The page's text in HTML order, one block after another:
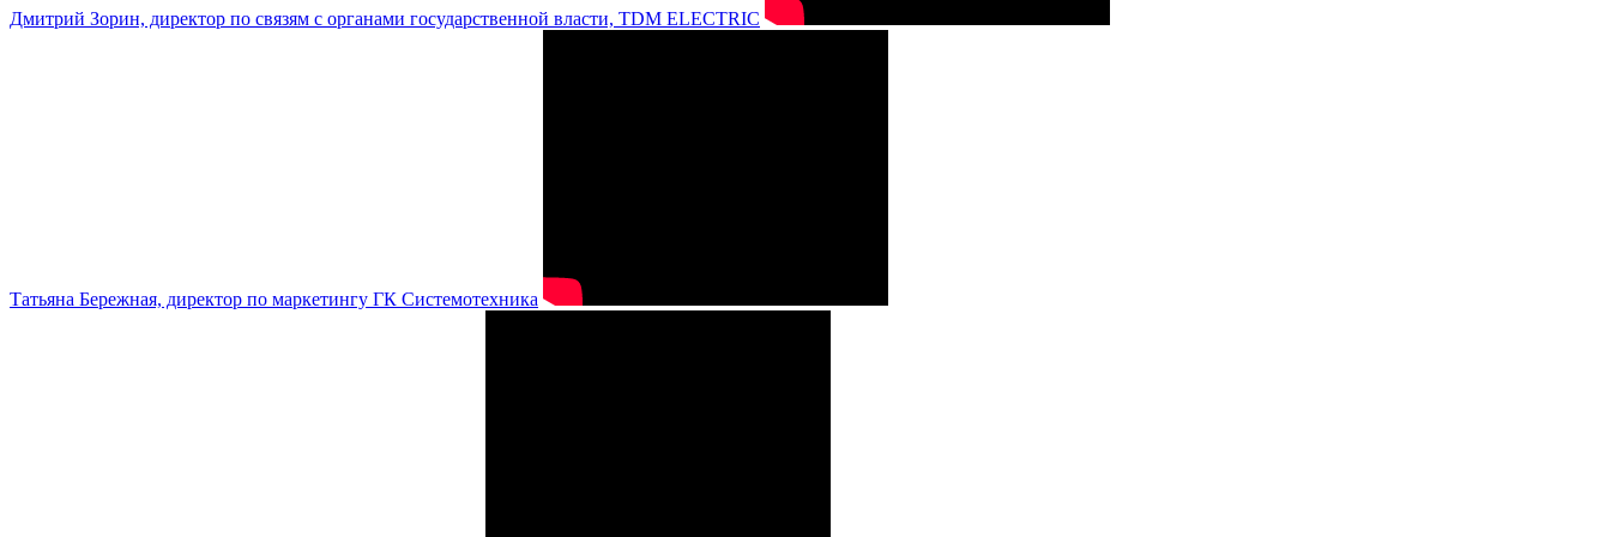
Дмитрий Зорин, директор по связям с органами государственной власти, TDM ELECTRIC
Татьяна Бережная, директор по маркетингу ГК Системотехника